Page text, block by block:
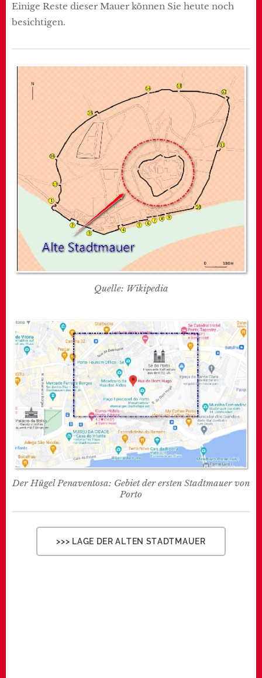
Einige Reste dieser Mauer können Sie heute noch
besichtigen.
Quelle: Wikipedia
Der Hügel Penaventosa: Gebiet der ersten Stadtmauer von
Porto
>>> LAGE DER ALTEN STADTMAUER